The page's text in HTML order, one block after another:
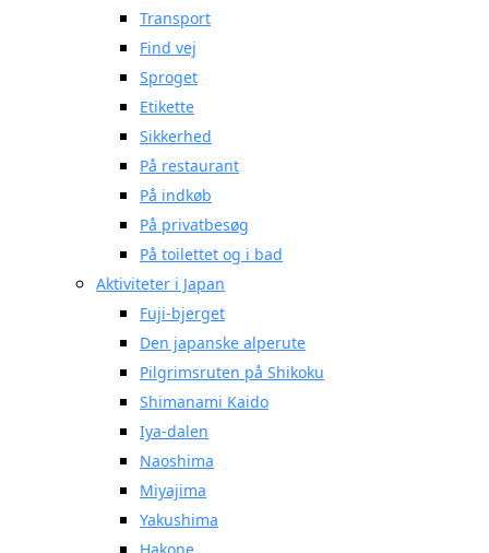
Transport
Find vej
Sproget
Etikette
Sikkerhed
På restaurant
På indkøb
På privatbesøg
På toilettet og i bad
Aktiviteter i Japan
Fuji-bjerget
Den japanske alperute
Pilgrimsruten på Shikoku
Shimanami Kaido
Iya-dalen
Naoshima
Miyajima
Yakushima